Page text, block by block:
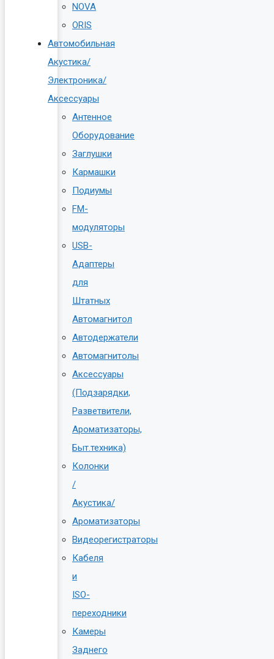
NOVA
ORIS
Автомобильная
Акустика/
Электроника/
Аксессуары
Антенное
Оборудование
Заглушки
Кармашки
Подиумы
FM-
модуляторы
USB-
Адаптеры
для
Штатных
Автомагнитол
Автодержатели
Автомагнитолы
Аксессуары
(Подзарядки,
Разветвители,
Ароматизаторы,
Быт.техника)
Колонки
/
Акустика/
Ароматизаторы
Видеорегистраторы
Кабеля
и
ISO-
переходники
Камеры
Заднего